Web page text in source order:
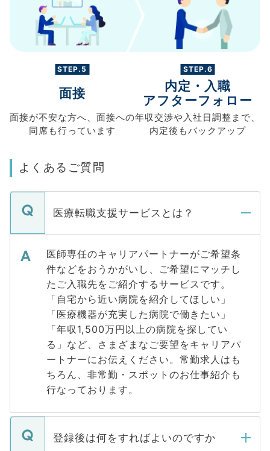
STEP.5
面接
面接が不安な方へ、 面接への
同席も行っています
STEP.6
内定・入職
アフターフォロー
年収交渉や入社日調整まで、
内定後もバックアップ
よくあるご質問
医療転職支援サービスとは？
医師専任のキャリアパートナーがご希望条
件などをおうかがいし、ご希望にマッチし
たご入職先をご紹介するサービスです。
「自宅から近い病院を紹介してほしい」
「医療機器が充実した病院で働きたい」
「年収1,500万円以上の病院を探してい
る」など、さまざまなご要望をキャリアパ
ートナーにお伝えください。常勤求人はも
ちろん、非常勤・スポットのお仕事紹介も
行なっております。
登録後は何をすればよいのですか